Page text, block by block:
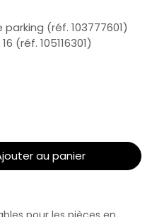
(réf. 103777601)
(réf. 105116301)
au panier